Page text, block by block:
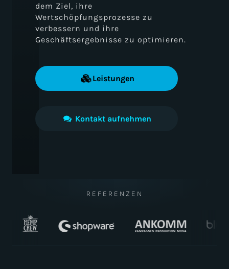
dem Ziel, ihre
Wertschöpfungsprozesse zu
verbessern und ihre
Geschäftsergebnisse zu optimieren.
Leistungen
Kontakt aufnehmen
REFERENZEN